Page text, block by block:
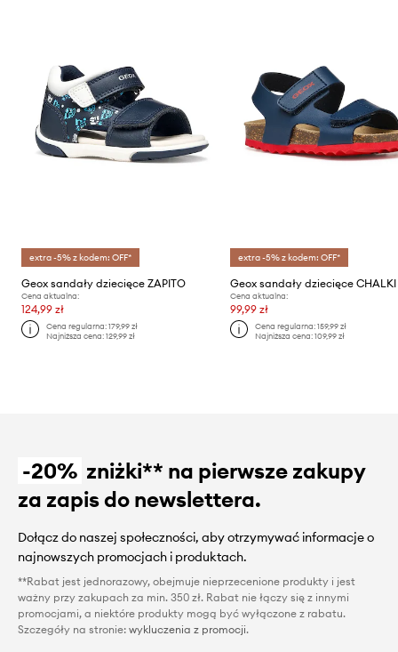
extra -5% z kodem: OFF*
Geox sandały dziecięce ZAPITO
Cena aktualna:
124,99 zł
Cena regularna:179,99 zł
Najniższa cena:129,99 zł
extra -5% z kodem: OFF*
Geox sandały dziecięce CHALKI
Cena aktualna:
99,99 zł
Cena regularna: 159,99 zł
Najniższa cena: 109,99 zł
-20% zniżki** na pierwsze zakupy
za zapis do newslettera.
Dołącz do naszej społeczności, aby otrzymywać informacje o
najnowszych promocjach i produktach.
**Rabat jest jednorazowy, obejmuje nieprzecenione produkty i jest
ważny przy zakupach za min. 350 zł. Rabat nie łączy się z innymi
promocjami, a niektóre produkty mogą być wyłączone z rabatu.
Szczegóły na stronie: wykluczenia z promocji.